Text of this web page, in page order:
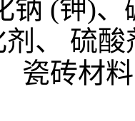
钠 (钾)
、 硫
瓷砖材